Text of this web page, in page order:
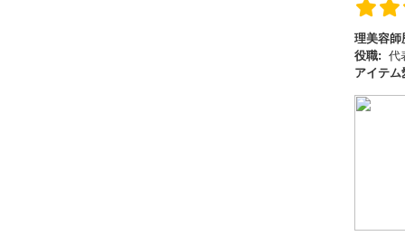
理美容師
役職: 代
アイテム